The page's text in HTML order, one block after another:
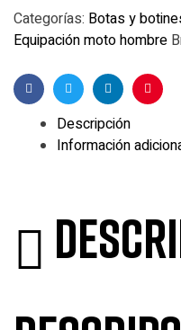
Categorías: Botas y
Equipación moto hombre
FacebookTwitterLinkedin
Descripción
Información